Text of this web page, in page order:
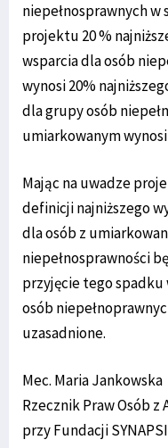
niepełnosprawnych
projektu 20 %
wsparcia dla osób
wynosi 20%
dla grupy osób
umiarkowanym wynosi
Mając na uwadze
definicji najniższego
dla osób z
niepełnosprawności
przyjęcie tego spadku
osób
uzasadnione.
Mec. Maria Jankowska
Rzecznik Praw Osób z
przy Fundacji